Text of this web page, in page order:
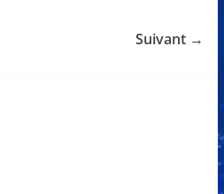
Suivant →